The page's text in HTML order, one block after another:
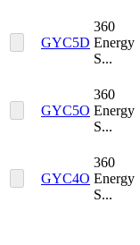
GYC5D
360
Energy
S...
GYC5O
360
Energy
S...
GYC4O
360
Energy
S...